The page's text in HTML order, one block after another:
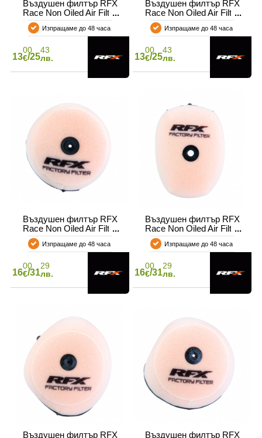
Въздушен филтър RFX
Race Non Oiled Air Filter
GASGAS MC 85 21-24 /
HUSQ TC 85 18-24 / KTM
Изпращаме до 48 часа
13
00
€/25
43
лв.
Въздушен филтър RFX
Race Non Oiled Air Filter
GASGAS TXT
Изпращаме до 48 часа
13
00
€/25
43
лв.
Въздушен филтър RFX
Race Non Oiled Air Filter
Honda CRF 150F/R
Изпращаме до 48 часа
16
00
€/31
29
лв.
Въздушен филтър RFX
Race Non Oiled Air Filter
HONDA CRF 250 R 20-21
Изпращаме до 48 часа
16
00
€/31
29
лв.
Въздушен филтър RFX
Въздушен филтър RFX